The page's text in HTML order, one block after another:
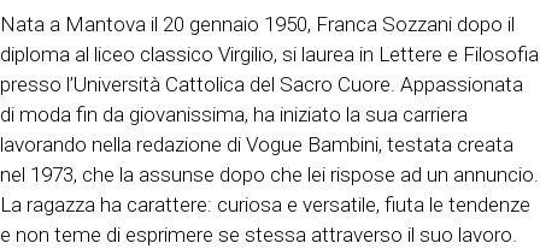
Nata a Mantova il 20 gennaio 1950, Franca Sozzani dopo il
diploma al liceo classico Virgilio, si laurea in Lettere e Filosofia
presso l’Università Cattolica del Sacro Cuore. Appassionata
di moda fin da giovanissima, ha iniziato la sua carriera
lavorando nella redazione di Vogue Bambini, testata creata
nel 1973, che la assunse dopo che lei rispose ad un annuncio.
La ragazza ha carattere: curiosa e versatile, fiuta le tendenze
e non teme di esprimere se stessa attraverso il suo lavoro.